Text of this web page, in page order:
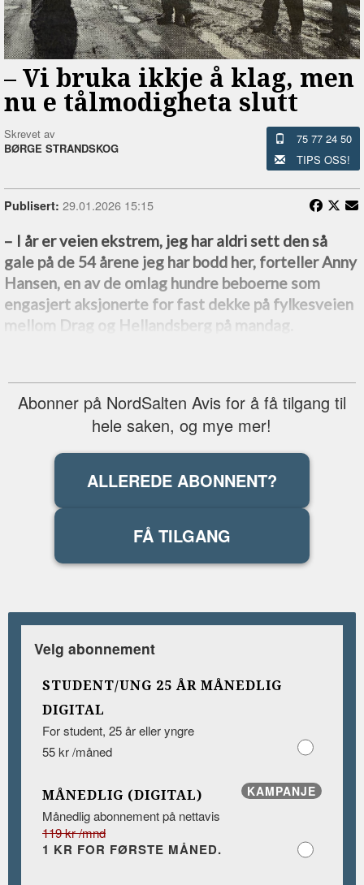
–⁠ Vi bruka ikkje å klag, men
nu e tålmodigheta slutt
Skrevet av
BØRGE STRANDSKOG
75 77 24 50
TIPS OSS!
Publisert: 29.01.2026 15:15
–⁠ I år er veien ekstrem, jeg har aldri sett den så
gale på de 54 årene jeg har bodd her, forteller Anny
Hansen, en av de omlag hundre beboerne som
engasjert aksjonerte for fast dekke på fylkesveien
mellom Drag og Hellandsberg på mandag.
Abonner på NordSalten Avis for å få tilgang til
hele saken, og mye mer!
ALLEREDE ABONNENT?
FÅ TILGANG
Velg abonnement
STUDENT/UNG 25 ÅR MÅNEDLIG
DIGITAL
For student, 25 år eller yngre
55 kr /måned
KAMPANJE
MÅNEDLIG (DIGITAL)
Månedlig abonnement på nettavis
119 kr /mnd
1 KR FOR FØRSTE MÅNED.